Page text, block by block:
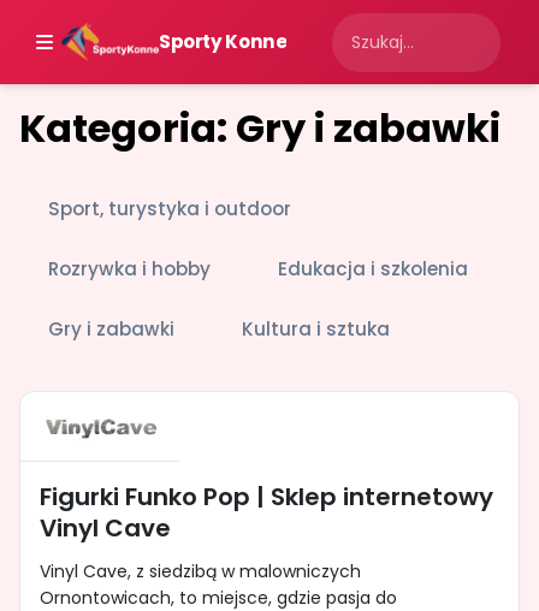
Sporty Konne
Kategoria: Gry i zabawki
Sport, turystyka i outdoor
Rozrywka i hobby Edukacja i szkolenia
Gry i zabawki Kultura i sztuka
Figurki Funko Pop | Sklep internetowy
Vinyl Cave
Vinyl Cave, z siedzibą w malowniczych
Ornontowicach, to miejsce, gdzie pasja do